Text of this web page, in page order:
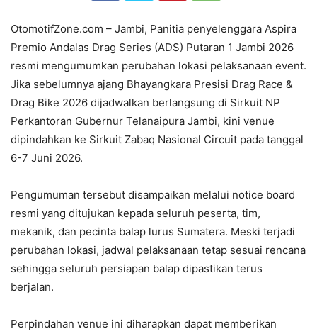
OtomotifZone.com – Jambi, Panitia penyelenggara Aspira
Premio Andalas Drag Series (ADS) Putaran 1 Jambi 2026
resmi mengumumkan perubahan lokasi pelaksanaan event.
Jika sebelumnya ajang Bhayangkara Presisi Drag Race &
Drag Bike 2026 dijadwalkan berlangsung di Sirkuit NP
Perkantoran Gubernur Telanaipura Jambi, kini venue
dipindahkan ke Sirkuit Zabaq Nasional Circuit pada tanggal
6-7 Juni 2026.
Pengumuman tersebut disampaikan melalui notice board
resmi yang ditujukan kepada seluruh peserta, tim,
mekanik, dan pecinta balap lurus Sumatera. Meski terjadi
perubahan lokasi, jadwal pelaksanaan tetap sesuai rencana
sehingga seluruh persiapan balap dipastikan terus
berjalan.
Perpindahan venue ini diharapkan dapat memberikan